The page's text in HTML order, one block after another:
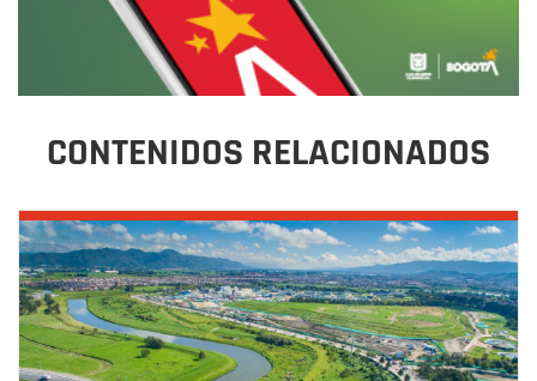
CONTENIDOS RELACIONADOS